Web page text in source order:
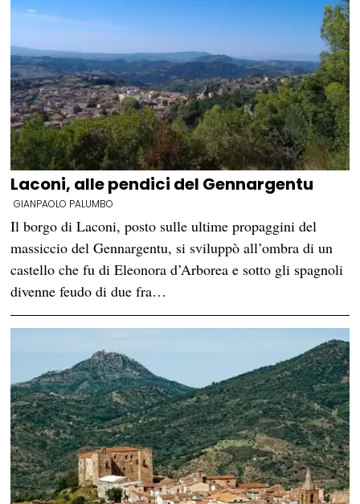
Laconi, alle pendici del Gennargentu
GIANPAOLO PALUMBO
Il borgo di Laconi, posto sulle ultime propaggini del
massiccio del Gennargentu, si sviluppò all’ombra di un
castello che fu di Eleonora d’Arborea e sotto gli spagnoli
divenne feudo di due fra…